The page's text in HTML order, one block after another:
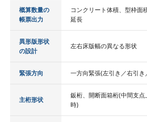
概算数量の
帳票出力
コンクリート体積、型枠面
延長
異形版形状
の設計
左右床版幅の異なる形状
緊張方向 一方向緊張(左引き／右引き
主桁形状
鈑桁、開断面箱桁(中間支
時)